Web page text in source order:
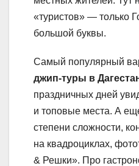
«туристов» — только
большой буквы.
Самый популярный
джип-туры в
праздничных дней
и топовые места. А
степени сложности,
на квадроциклах,
& Решки». Про